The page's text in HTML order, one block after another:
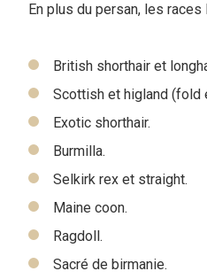
En plus du persan, les
British shorthair et
Scottish et higland (fold
Exotic shorthair.
Burmilla.
Selkirk rex et straight.
Maine coon.
Ragdoll.
Sacré de birmanie.